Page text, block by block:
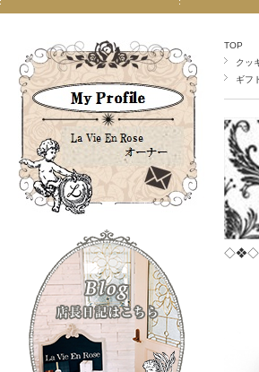
TOP
クッ
ギフ